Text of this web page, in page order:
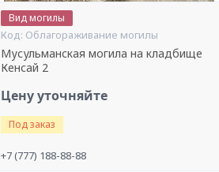
Вид могилы
Облагораживание могилы
Мусульманская могила на кладбище
Кенсай 2
Цену уточняйте
Под заказ
+7 (777) 188-88-88